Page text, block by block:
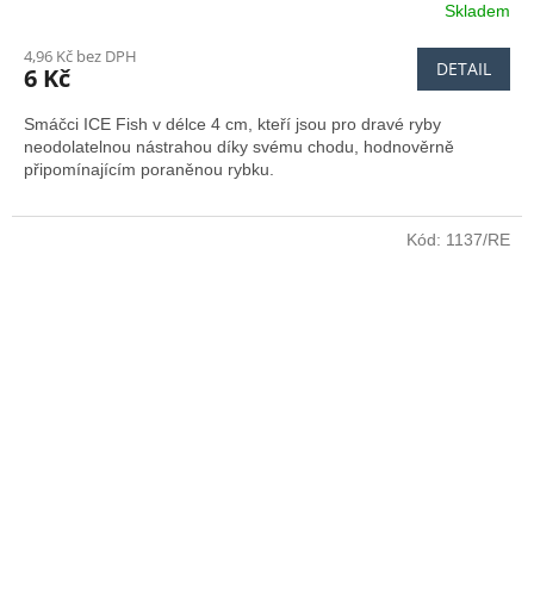
produktu
je
z
5
hvězdiček.
Skladem
4,96 Kč bez DPH
6 Kč DETAIL
Smáčci ICE Fish v délce 4 cm, kteří jsou pro dravé ryby
neodolatelnou nástrahou díky svému chodu, hodnověrně
připomínajícím poraněnou rybku.
Kód: 1137/RE